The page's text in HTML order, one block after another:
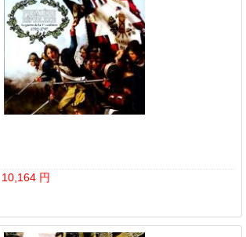
10,164 円